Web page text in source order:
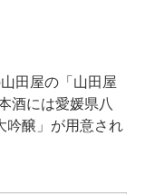
田屋の「山田屋
酒には愛媛県八
吟醸」が用意され